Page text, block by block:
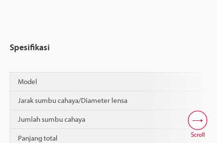
Spesifikasi
Model
Jarak sumbu cahaya/Diameter lensa
Jumlah sumbu cahaya
Panjang total Scroll